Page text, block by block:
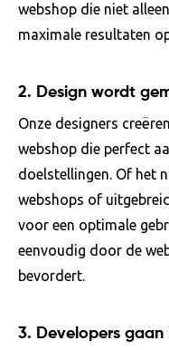
webshop die niet
maximale resultaten
2. Design wordt
Onze designers
webshop die perfect
doelstellingen. Of het
webshops of
voor een optimale
eenvoudig door de
bevordert.
3. Developers gaan